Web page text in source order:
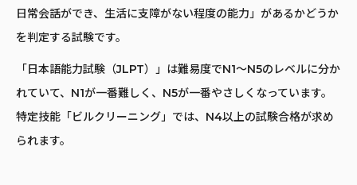
日常会話ができ、生活に支障がない程度の能力」があるかどうか
を判定する試験です。
「日本語能力試験（JLPT）」は難易度でN1〜N5のレベルに分か
れていて、N1が一番難しく、N5が一番やさしくなっています。
特定技能「ビルクリーニング」では、N4以上の試験合格が求め
られます。